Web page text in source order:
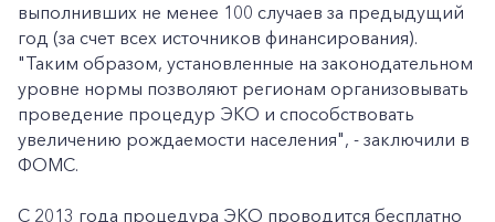
выполнивших не менее 100 случаев за предыдущий
год (за счет всех источников финансирования).
"Таким образом, установленные на законодательном
уровне нормы позволяют регионам организовывать
проведение процедур ЭКО и способствовать
увеличению рождаемости населения", - заключили в
ФОМС.
С 2013 года процедура ЭКО проводится бесплатно